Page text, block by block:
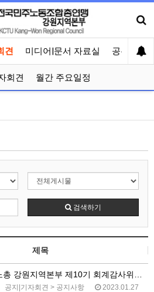
견 미디어|문서 자료실 공유게시
회견 월간 주요일정
검색하기
제목
공지|기자회견 > 공지사항 2023.01.27